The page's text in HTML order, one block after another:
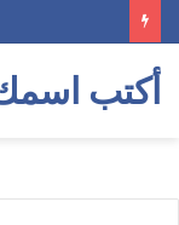
أكتب